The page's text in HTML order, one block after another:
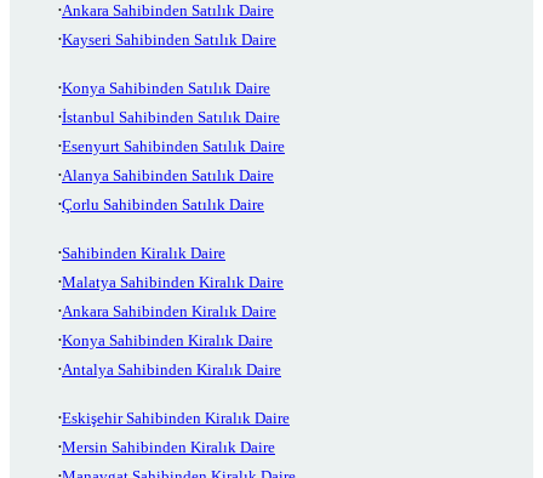
Ankara Sahibinden Satılık Daire
Kayseri Sahibinden Satılık Daire
Konya Sahibinden Satılık Daire
İstanbul Sahibinden Satılık Daire
Esenyurt Sahibinden Satılık Daire
Alanya Sahibinden Satılık Daire
Çorlu Sahibinden Satılık Daire
Sahibinden Kiralık Daire
Malatya Sahibinden Kiralık Daire
Ankara Sahibinden Kiralık Daire
Konya Sahibinden Kiralık Daire
Antalya Sahibinden Kiralık Daire
Eskişehir Sahibinden Kiralık Daire
Mersin Sahibinden Kiralık Daire